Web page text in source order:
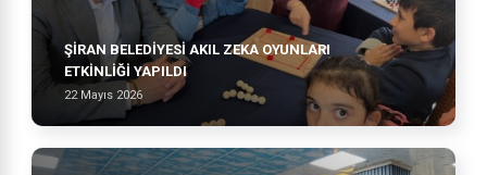
ŞİRAN BELEDİYESİ AKIL ZEKA OYUNLARI
ETKİNLİĞİ YAPILDI
22 Mayıs 2026